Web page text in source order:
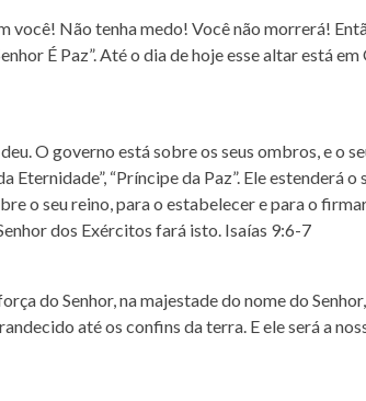
você! Não tenha medo! Você não morrerá!
É Paz”. Até o dia de hoje esse altar está
O governo está sobre os seus ombros, e o
Eternidade”, “Príncipe da Paz”. Ele estenderá o
o seu reino, para o estabelecer e para o
dos Exércitos fará isto. Isaías 9:6‭-‬7
do Senhor, na majestade do nome do
até os confins da terra. E ele será a